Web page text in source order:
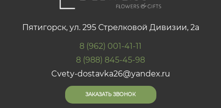
Пятигорск, ул. 295 Стрелковой Дивизии, 2а
8 (962) 001-41-11
8 (988) 845-45-98
Cvety-dostavka26@yandex.ru
ЗАКАЗАТЬ ЗВОНОК